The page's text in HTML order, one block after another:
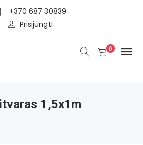
+370 687 30839
Prisijungti
0
1,5x1m